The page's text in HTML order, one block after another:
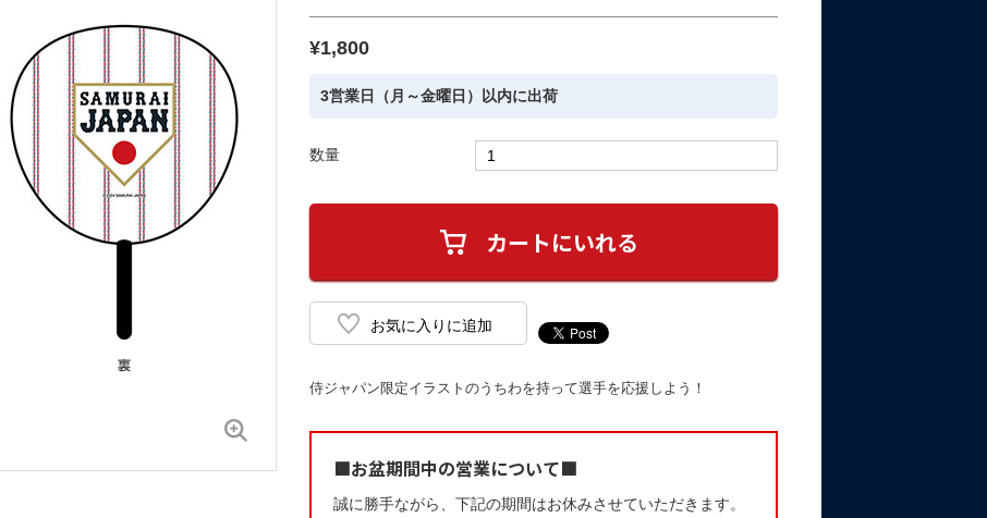
¥1,800
3営業日（月～金曜日）以内に出荷
数量
侍ジャパン限定イラストのうちわを持って選手を応援しよう！
■お盆期間中の営業について■
誠に勝手ながら、下記の期間はお休みさせていただきます。